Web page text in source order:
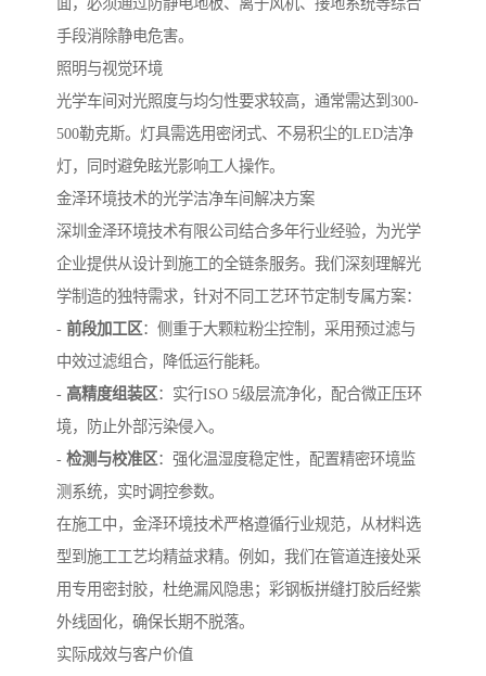
手段消除静电危害。
照明与视觉环境
光学车间对光照度与均匀性要求较高，通常需达到300-
500勒克斯。灯具需选用密闭式、不易积尘的LED洁净
灯，同时避免眩光影响工人操作。
金泽环境技术的光学洁净车间解决方案
深圳金泽环境技术有限公司结合多年行业经验，为光学
企业提供从设计到施工的全链条服务。我们深刻理解光
学制造的独特需求，针对不同工艺环节定制专属方案：
- 前段加工区：侧重于大颗粒粉尘控制，采用预过滤与
中效过滤组合，降低运行能耗。
- 高精度组装区：实行ISO 5级层流净化，配合微正压环
境，防止外部污染侵入。
- 检测与校准区：强化温湿度稳定性，配置精密环境监
测系统，实时调控参数。
在施工中，金泽环境技术严格遵循行业规范，从材料选
型到施工工艺均精益求精。例如，我们在管道连接处采
用专用密封胶，杜绝漏风隐患；彩钢板拼缝打胶后经紫
外线固化，确保长期不脱落。
实际成效与客户价值